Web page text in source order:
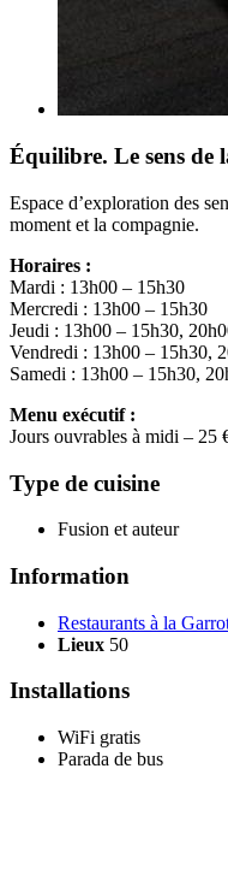
Équilibre. Le sens de
Espace d’exploration des
moment et la compagnie.
Horaires :
Mardi : 13h00 – 15h30
Mercredi : 13h00 – 15h30
Jeudi : 13h00 – 15h30,
Vendredi : 13h00 – 15h30,
Samedi : 13h00 – 15h30,
Menu exécutif :
Jours ouvrables à midi – 25
Type de cuisine
Fusion et auteur
Information
Restaurants à la
Lieux 50
Installations
WiFi gratis
Parada de bus